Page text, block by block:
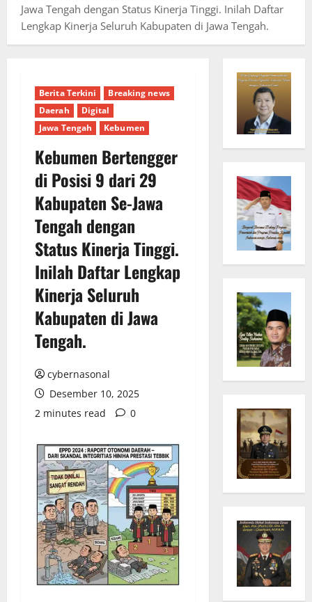
Jawa Tengah dengan Status Kinerja Tinggi. Inilah Daftar
Lengkap Kinerja Seluruh Kabupaten di Jawa Tengah.
Berita Terkini
Breaking news
Daerah
Digital
Jawa Tengah
Kebumen
Kebumen Bertengger
di Posisi 9 dari 29
Kabupaten Se-Jawa
Tengah dengan
Status Kinerja Tinggi.
Inilah Daftar Lengkap
Kinerja Seluruh
Kabupaten di Jawa
Tengah.
cybernasonal
Desember 10, 2025
2 minutes read
0